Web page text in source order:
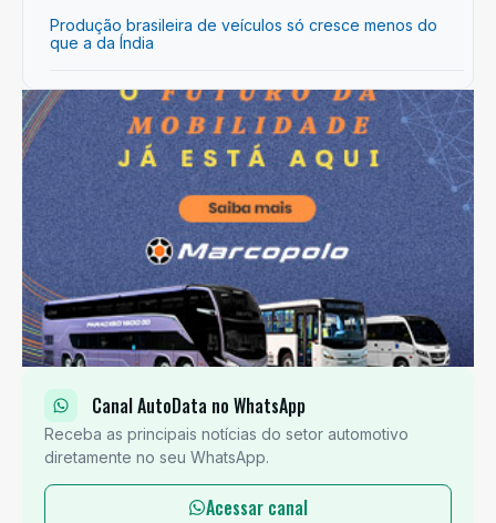
Produção brasileira de veículos só cresce menos do
que a da Índia
Canal AutoData no WhatsApp
Receba as principais notícias do setor automotivo
diretamente no seu WhatsApp.
Acessar canal